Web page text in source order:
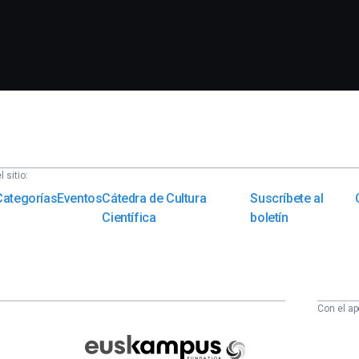
sitio:
EventosCátedra de Cultura
Científica
Suscríbete al
boletín
Fundazioa
Con el